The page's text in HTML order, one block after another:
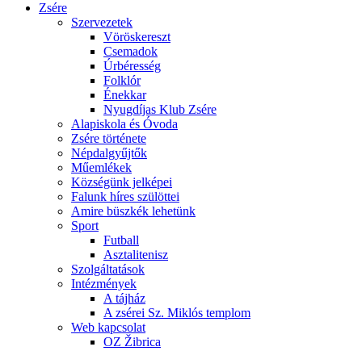
Zsére
Szervezetek
Vöröskereszt
Csemadok
Úrbéresség
Folklór
Énekkar
Nyugdíjas Klub Zsére
Alapiskola és Óvoda
Zsére története
Népdalgyűjtők
Műemlékek
Községünk jelképei
Falunk híres szülöttei
Amire büszkék lehetünk
Sport
Futball
Asztalitenisz
Szolgáltatások
Intézmények
A tájház
A zsérei Sz. Miklós templom
Web kapcsolat
OZ Žibrica